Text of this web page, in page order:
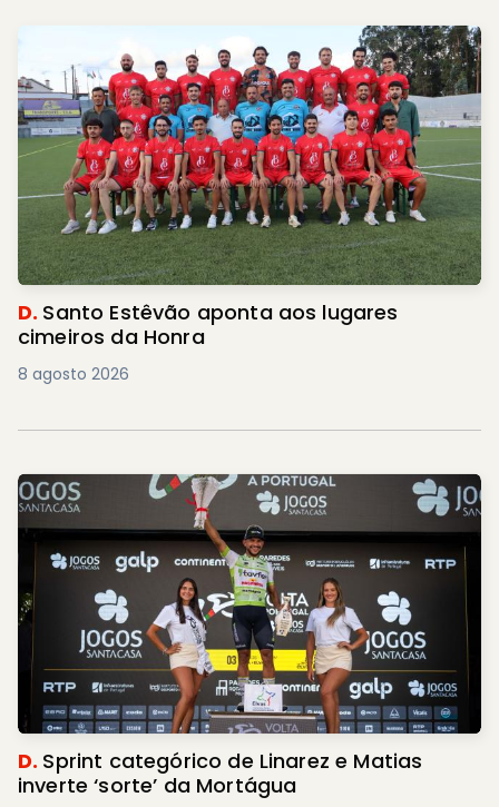
D. Santo Estêvão aponta aos lugares
cimeiros da Honra
8 agosto 2026
D. Sprint categórico de Linarez e Matias
inverte ‘sorte’ da Mortágua